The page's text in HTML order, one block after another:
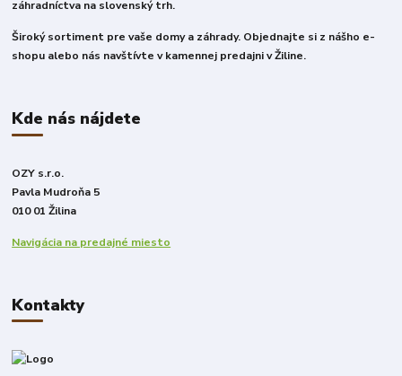
záhradníctva na slovenský trh.
Široký sortiment pre vaše domy a záhrady. Objednajte si z nášho e-
shopu alebo nás navštívte v kamennej predajni v Žiline.
Kde nás nájdete
OZY s.r.o.
Pavla Mudroňa 5
010 01 Žilina
Navigácia na predajné miesto
Kontakty